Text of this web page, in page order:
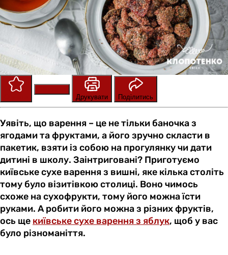
Друкувати
Поділитись
Уявіть, що варення – це не тільки баночка з
ягодами та фруктами, а його зручно скласти в
пакетик, взяти із собою на прогулянку чи дати
дитині в школу. Заінтриговані? Приготуємо
київське сухе варення з вишні, яке кілька століть
тому було візитівкою столиці. Воно чимось
схоже на сухофрукти, тому його можна їсти
руками. А робити його можна з різних фруктів,
ось ще київське сухе варення з яблук, щоб у вас
було різноманіття.